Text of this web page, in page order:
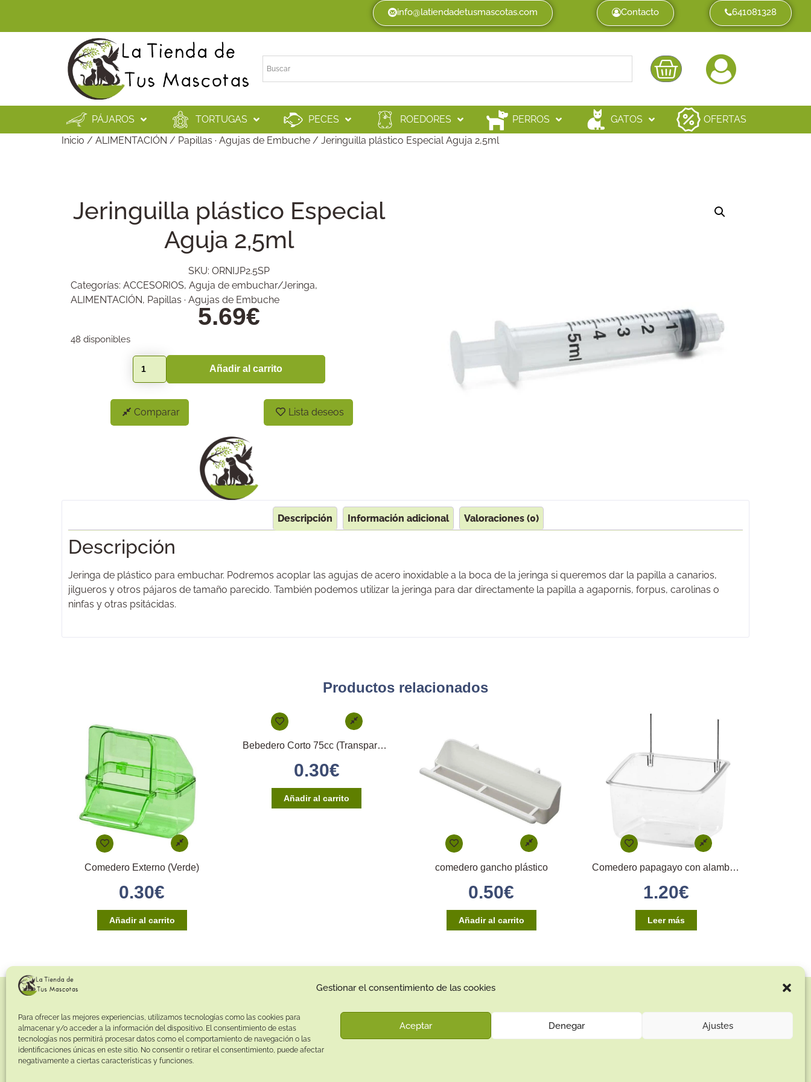
Gestionar el consentimiento de las cookies
Para ofrecer las mejores experiencias, utilizamos tecnologías como las cookies para
almacenar y/o acceder a la información del dispositivo. El consentimiento de estas
tecnologías nos permitirá procesar datos como el comportamiento de navegación o las
identificaciones únicas en este sitio. No consentir o retirar el consentimiento, puede afectar
negativamente a ciertas características y funciones.
Aceptar Denegar Ajustes
info@latiendadetusmascotas.com Contacto 641081328
PÁJAROS TORTUGAS PECES ROEDORES PERROS GATOS
OFERTAS
Inicio / ALIMENTACIÓN / Papillas · Agujas de Embuche / Jeringuilla plástico Especial Aguja 2,5ml
Jeringuilla plástico Especial
Aguja 2,5ml
SKU: ORNIJP2.5SP
Categorías: ACCESORIOS, Aguja de embuchar/Jeringa,
ALIMENTACIÓN, Papillas · Agujas de Embuche
5.69€
48 disponibles
Añadir al carrito
Comparar Lista deseos
Descripción Información adicional Valoraciones (0)
Descripción
Jeringa de plástico para embuchar. Podremos acoplar las agujas de acero inoxidable a la boca de la jeringa si queremos dar la papilla a canarios,
jilgueros y otros pájaros de tamaño parecido. También podemos utilizar la jeringa para dar directamente la papilla a agapornis, forpus, carolinas o
ninfas y otras psitácidas.
Productos relacionados
Comedero Externo (Verde)
0.30€
Añadir al carrito
Bebedero Corto 75cc (Transparente)
0.30€
Añadir al carrito
comedero gancho plástico
0.50€
Añadir al carrito
Comedero papagayo con alambres en hierro
1.20€
Leer más
Contacto:
Dirección:
Calle Pepe Jiménez 19, Rute, 14950 Códoba. España
Teléfono:
+34641081328
Aviso Legal
Términos y condiciones